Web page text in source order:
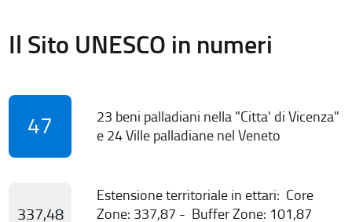
Il Sito UNESCO in numeri
47
23 beni palladiani nella "Citta' di Vicenza"
e 24 Ville palladiane nel Veneto
337,48
Estensione territoriale in ettari: Core
Zone: 337,87 - Buffer Zone: 101,87